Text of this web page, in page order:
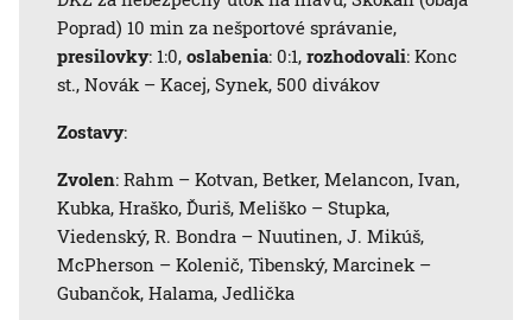
Poprad) 10 min za nešportové správanie,
presilovky: 1:0, oslabenia: 0:1, rozhodovali: Konc
st., Novák – Kacej, Synek, 500 divákov
Zostavy:
Zvolen: Rahm – Kotvan, Betker, Melancon, Ivan,
Kubka, Hraško, Ďuriš, Meliško – Stupka,
Viedenský, R. Bondra – Nuutinen, J. Mikúš,
McPherson – Kolenič, Tibenský, Marcinek –
Gubančok, Halama, Jedlička